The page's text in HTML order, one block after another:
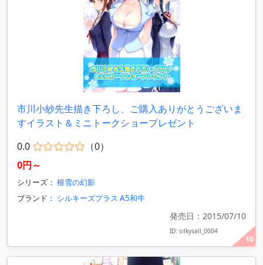
10
市川小紗先生描き下ろし、ご購入ありがとうございま
すイラスト＆ミニトークショープレゼント
0.0
（0）
0円～
シリーズ： 根雪の幻影
ブランド： シルキーズプラス A5和牛
発売日：2015/07/10
ID: silkysall_0004